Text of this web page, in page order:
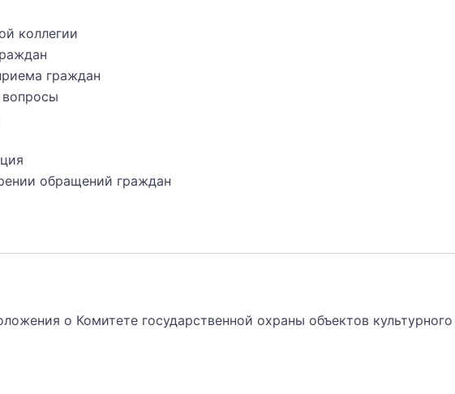
коллегии
граждан
обращений граждан
о Комитете государственной охраны объектов